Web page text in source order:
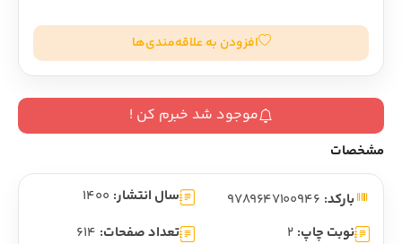
افزودن به علاقه‌مندی‌ها
موجود شد خبرم کن !
مشخصات
بارکد: سال انتشار: 1400
نوبت چاپ: 2 تعداد صفحات: 614